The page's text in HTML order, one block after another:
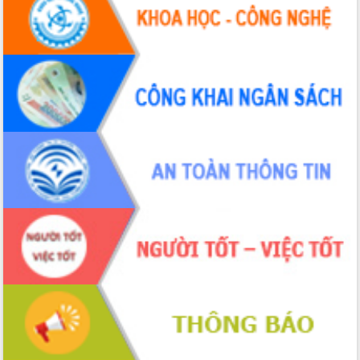
Hội thảo khoa học “Giải pháp thúc đẩy
phát triển nền kinh tế xanh tại tỉnh
Đắk Lắk”
Tăng cường giám sát, đôn đốc thực
hiện nhiệm vụ quản lý tài sản công
hàng tuần
Tháo gỡ những vướng mắc, đẩy mạnh
công tác cải cách thủ tục hành chính
tại Trung tâm Phục vụ hành chính
công tỉnh
Đắk Lắk: Tôn vinh 46 giải pháp tại Hội
thi Sáng tạo Kỹ thuật 2024 - 2025
Đắk Lắk rà soát, điều chỉnh Đề án 190
về phát triển nuôi trồng thủy sản
Phó Chủ tịch UBND tỉnh Đắk Lắk
Trương Công Thái kiểm tra thực địa
Dự án cao tốc Khánh Hòa - Buôn Ma
Thuột
Định vị cà phê Việt Nam như một “di
sản sống” trong dòng chảy toàn cầu